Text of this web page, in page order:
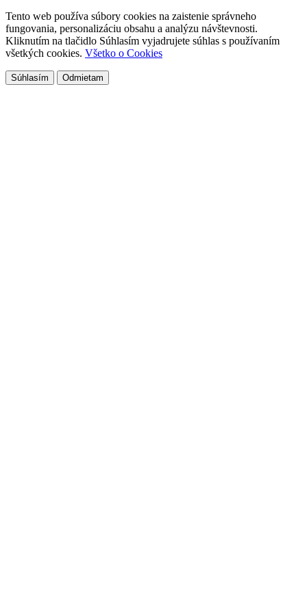
Tento web používa súbory cookies na zaistenie správneho
fungovania, personalizáciu obsahu a analýzu návštevnosti.
Kliknutím na tlačidlo Súhlasím vyjadrujete súhlas s používaním
všetkých cookies. Všetko o Cookies
Súhlasím Odmietam